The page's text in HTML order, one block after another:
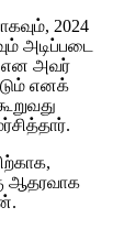
2024
அடிப்படை
என அவர்
எனக்
ஆதரவாக